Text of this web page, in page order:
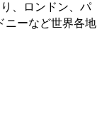
、ロンドン、パ
ニーなど世界各地